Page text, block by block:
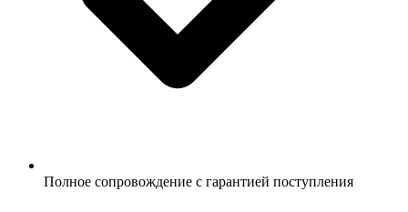
Полное сопровождение с гарантией поступления